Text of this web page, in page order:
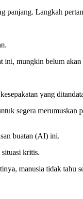
panjang. Langkah
ini, mungkin belum
yang
segera merumuskan
buatan (AI) ini.
kritis.
manusia tidak tahu